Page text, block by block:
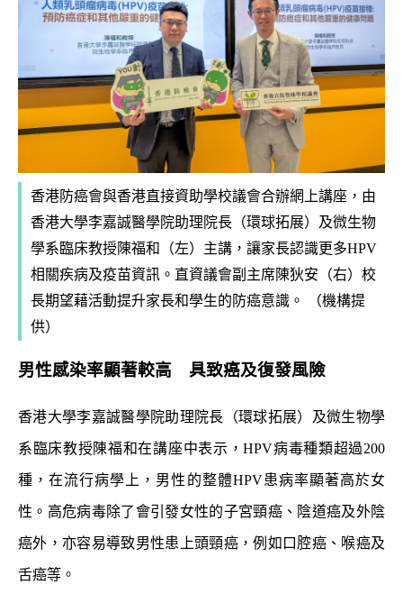
香港防癌會與香港直接資助學校議會合辦網上講座，由
香港大學李嘉誠醫學院助理院長（環球拓展）及微生物
學系臨床教授陳福和（左）主講，讓家長認識更多HPV
相關疾病及疫苗資訊。直資議會副主席陳狄安（右）校
長期望藉活動提升家長和學生的防癌意識。 （機構提
供）
男性感染率顯著較高 具致癌及復發風險
香港大學李嘉誠醫學院助理院長（環球拓展）及微生物學
系臨床教授陳福和在講座中表示，HPV病毒種類超過200
種，在流行病學上，男性的整體HPV患病率顯著高於女
性。高危病毒除了會引發女性的子宮頸癌、陰道癌及外陰
癌外，亦容易導致男性患上頭頸癌，例如口腔癌、喉癌及
舌癌等。